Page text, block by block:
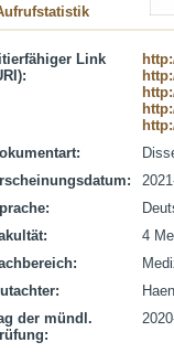
Link
4
der mündl.